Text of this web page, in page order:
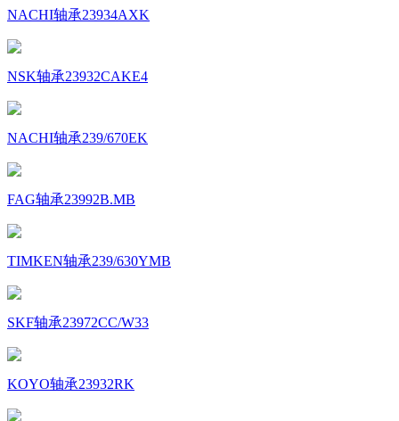
NACHI轴承23934AXK
NSK轴承23932CAKE4
NACHI轴承239/670EK
FAG轴承23992B.MB
TIMKEN轴承239/630YMB
SKF轴承23972CC/W33
KOYO轴承23932RK